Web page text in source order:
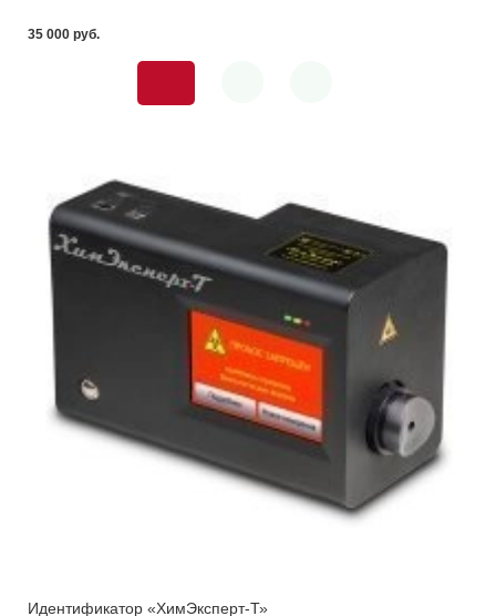
35 000 pуб.
Идентификатор «ХимЭксперт-Т»